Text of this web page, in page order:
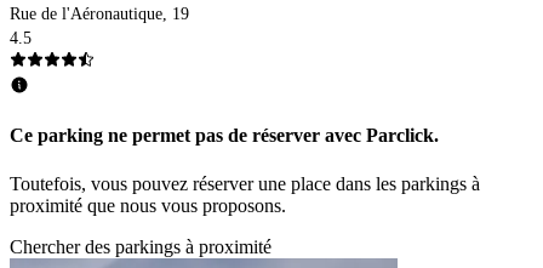
Rue de l'Aéronautique, 19
4.5
Ce parking ne permet pas de réserver avec Parclick.
Toutefois, vous pouvez réserver une place dans les parkings à
proximité que nous vous proposons.
Chercher des parkings à proximité